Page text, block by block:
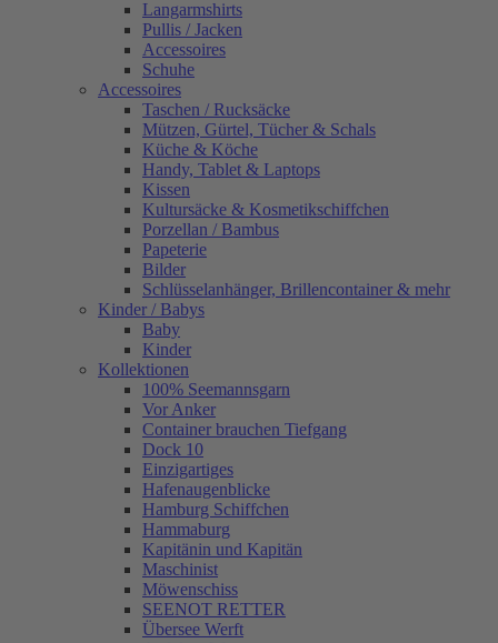
Langarmshirts
Pullis / Jacken
Accessoires
Schuhe
Accessoires
Taschen / Rucksäcke
Mützen, Gürtel, Tücher & Schals
Küche & Köche
Handy, Tablet & Laptops
Kissen
Kultursäcke & Kosmetikschiffchen
Porzellan / Bambus
Papeterie
Bilder
Schlüsselanhänger, Brillencontainer & mehr
Kinder / Babys
Baby
Kinder
Kollektionen
100% Seemannsgarn
Vor Anker
Container brauchen Tiefgang
Dock 10
Einzigartiges
Hafenaugen­blicke
Hamburg Schiffchen
Hammaburg
Kapitänin und Kapitän
Maschinist
Möwenschiss
SEENOT RETTER
Übersee Werft